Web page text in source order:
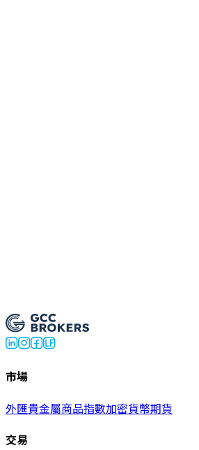
市場
外匯貴金屬商品指數加密貨幣期貨
交易